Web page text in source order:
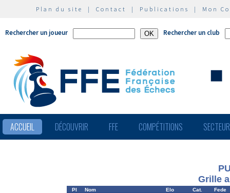
Plan du site | Contact | Publications | Mon
Rechercher un joueur Rechercher un club
ACCUEIL DÉCOUVRIR FFE COMPÉTITIONS
Grille
Pl Nom Elo Cat.
Fede